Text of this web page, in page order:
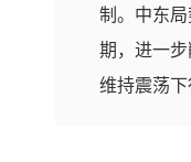
制。中东
期，进一
维持震荡下